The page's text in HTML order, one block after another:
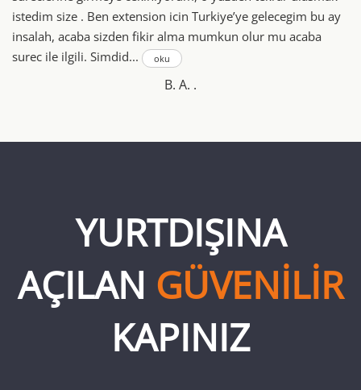
istedim size . Ben extension icin Turkiye’ye gelecegim bu ay
insalah, acaba sizden fikir alma mumkun olur mu acaba
surec ile ilgili. Simdid...
oku
B. A. .
YURTDIŞINA
AÇILAN GÜVENİLİR
KAPINIZ